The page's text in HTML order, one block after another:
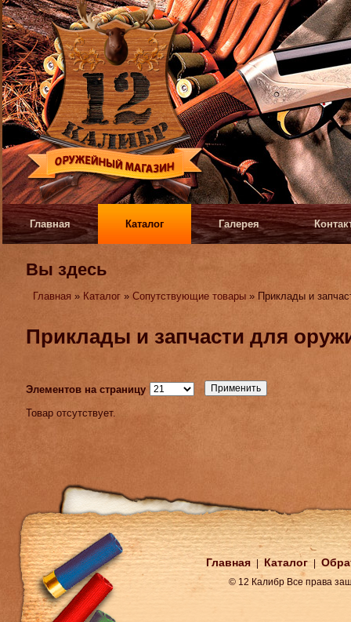
Главная Каталог Галерея
Вы здесь
Главная » Каталог »Сопутствующие товары » Приклады и
Приклады и запчасти для
Элементов на страницу
Товар отсутствует.
Главная Каталог
© 12 Калибр Все права